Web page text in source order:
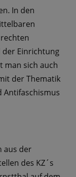
In den
der Einrichtung
man sich auch
der Thematik
Antifaschismus
aus der
des KZ´s